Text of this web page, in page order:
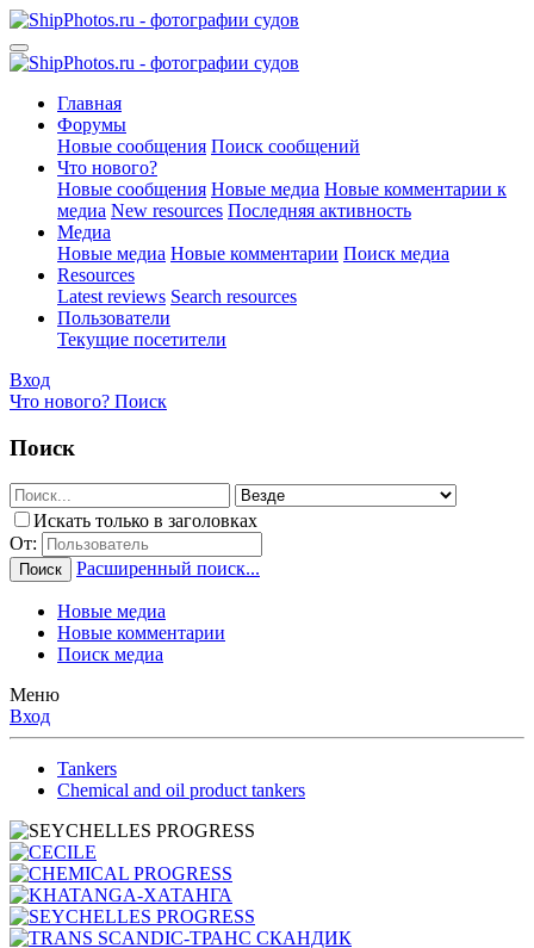
Главная
Форумы
Новые сообщения Поиск сообщений
Что нового?
Новые сообщения Новые медиа Новые комментарии к
медиа New resources Последняя активность
Медиа
Новые медиа Новые комментарии Поиск медиа
Resources
Latest reviews Search resources
Пользователи
Текущие посетители
Вход
Что нового? Поиск
Поиск
Искать только в заголовках
От:
Поиск Расширенный поиск...
Новые медиа
Новые комментарии
Поиск медиа
Меню
Вход
Tankers
Chemical and oil product tankers